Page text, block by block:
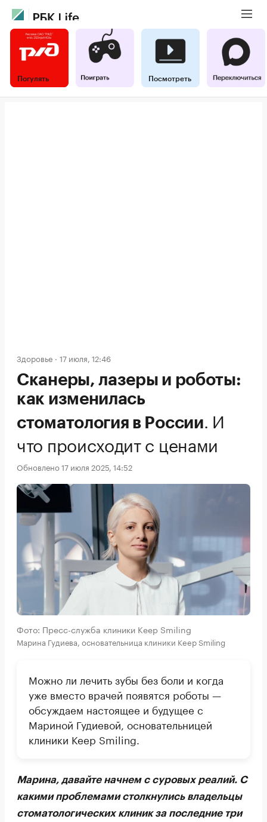
Погулять Посмотреть
Здоровье 17 июля, 12:46
Сканеры, лазеры и роботы:
как изменилась
стоматология в России. И
что происходит с ценами
Обновлено 17 июля 2025, 14:52
Фото: Пресс-служба клиники Keep Smiling
Марина Гудиева, основательница клиники Keep Smiling
Можно ли лечить зубы без боли и когда
уже вместо врачей появятся роботы —
обсуждаем настоящее и будущее с
Мариной Гудиевой, основательницей
клиники Keep Smiling.
Марина, давайте начнем с суровых реалий. С
какими проблемами столкнулись владельцы
стоматологических клиник за последние три